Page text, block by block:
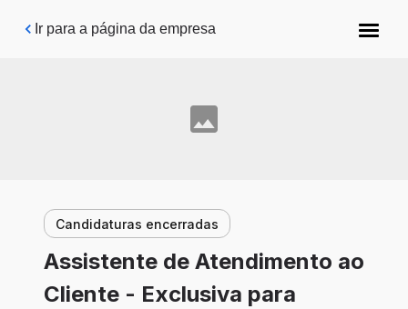
Pular para o conteúdo principal
Ir para a página da empresa
Candidaturas encerradas
Assistente de Atendimento ao
Cliente - Exclusiva para